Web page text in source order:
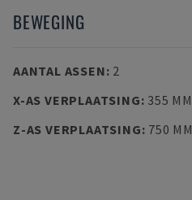
BEWEGING
AANTAL ASSEN: 2
X-AS VERPLAATSING: 355 MM
Z-AS VERPLAATSING: 750 MM